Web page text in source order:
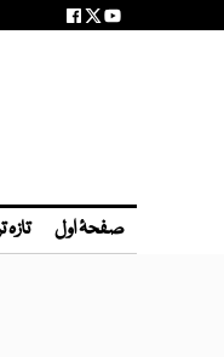
صفحۂ اول